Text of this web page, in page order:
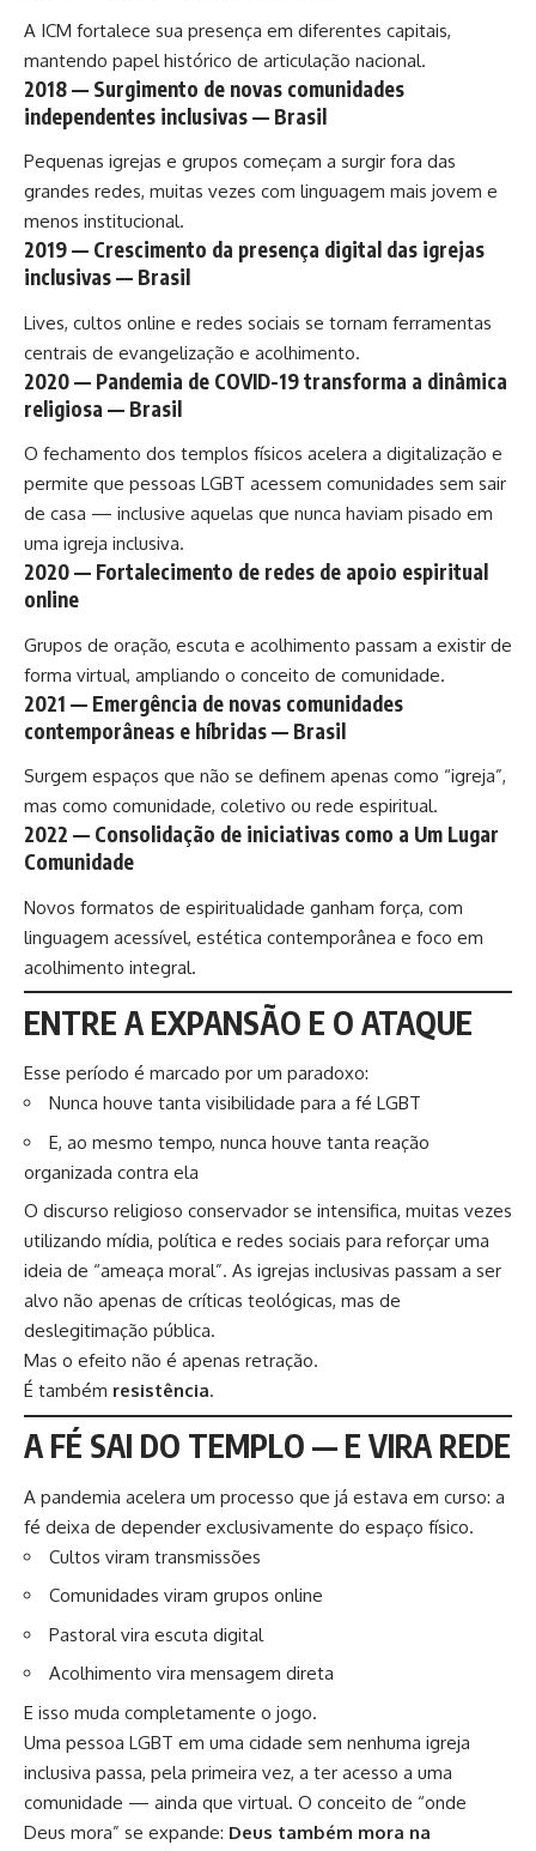
A ICM fortalece sua presença em diferentes capitais,
mantendo papel histórico de articulação nacional.
2018 — Surgimento de novas comunidades
independentes inclusivas — Brasil
Pequenas igrejas e grupos começam a surgir fora das
grandes redes, muitas vezes com linguagem mais jovem e
menos institucional.
2019 — Crescimento da presença digital das igrejas
inclusivas — Brasil
Lives, cultos online e redes sociais se tornam ferramentas
centrais de evangelização e acolhimento.
2020 — Pandemia de COVID-19 transforma a dinâmica
religiosa — Brasil
O fechamento dos templos físicos acelera a digitalização e
permite que pessoas LGBT acessem comunidades sem sair
de casa — inclusive aquelas que nunca haviam pisado em
uma igreja inclusiva.
2020 — Fortalecimento de redes de apoio espiritual
online
Grupos de oração, escuta e acolhimento passam a existir de
forma virtual, ampliando o conceito de comunidade.
2021 — Emergência de novas comunidades
contemporâneas e híbridas — Brasil
Surgem espaços que não se definem apenas como “igreja”,
mas como comunidade, coletivo ou rede espiritual.
2022 — Consolidação de iniciativas como a Um Lugar
Comunidade
Novos formatos de espiritualidade ganham força, com
linguagem acessível, estética contemporânea e foco em
acolhimento integral.
ENTRE A EXPANSÃO E O ATAQUE
Esse período é marcado por um paradoxo:
Nunca houve tanta visibilidade para a fé LGBT
E, ao mesmo tempo, nunca houve tanta reação
organizada contra ela
O discurso religioso conservador se intensifica, muitas vezes
utilizando mídia, política e redes sociais para reforçar uma
ideia de “ameaça moral”. As igrejas inclusivas passam a ser
alvo não apenas de críticas teológicas, mas de
deslegitimação pública.
Mas o efeito não é apenas retração.
É também resistência.
A FÉ SAI DO TEMPLO — E VIRA REDE
A pandemia acelera um processo que já estava em curso: a
fé deixa de depender exclusivamente do espaço físico.
Cultos viram transmissões
Comunidades viram grupos online
Pastoral vira escuta digital
Acolhimento vira mensagem direta
E isso muda completamente o jogo.
Uma pessoa LGBT em uma cidade sem nenhuma igreja
inclusiva passa, pela primeira vez, a ter acesso a uma
comunidade — ainda que virtual. O conceito de “onde
Deus mora” se expande: Deus também mora na